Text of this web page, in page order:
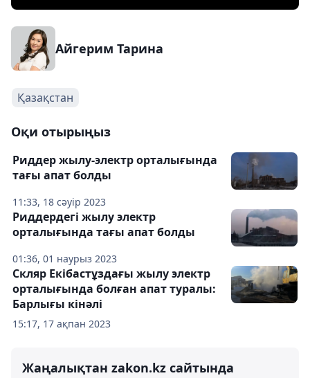
Айгерим Тарина
Қазақстан
Оқи отырыңыз
11:33, 18 сәуір 2023
Риддер жылу-электр орталығында
тағы апат болды
01:36, 01 наурыз 2023
Риддердегі жылу электр
орталығында тағы апат болды
15:17, 17 ақпан 2023
Скляр Екібастұздағы жылу электр
орталығында болған апат туралы:
Барлығы кінәлі
Жаңалықтан zakon.kz сайтында